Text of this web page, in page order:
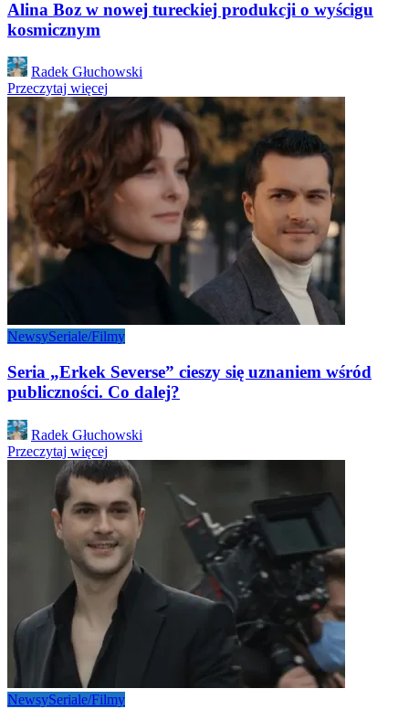
Alina Boz w nowej tureckiej produkcji o wyścigu
kosmicznym
Posted
by
Radek Głuchowski
Przeczytaj więcej
NewsySeriale/Filmy
Seria „Erkek Severse” cieszy się uznaniem wśród
publiczności. Co dalej?
Posted
by
Radek Głuchowski
Przeczytaj więcej
NewsySeriale/Filmy